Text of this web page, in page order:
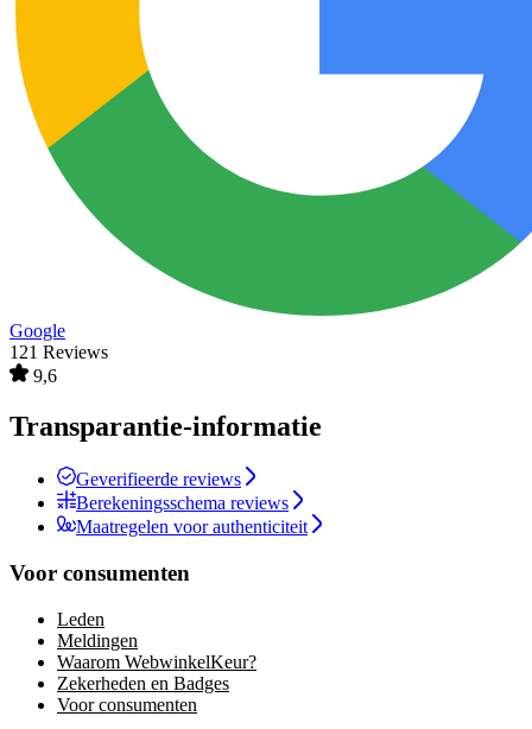
Google
121 Reviews
9,6
Transparantie-informatie
Geverifieerde reviews
Berekeningsschema reviews
Maatregelen voor authenticiteit
Voor consumenten
Leden
Meldingen
Waarom WebwinkelKeur?
Zekerheden en Badges
Voor consumenten